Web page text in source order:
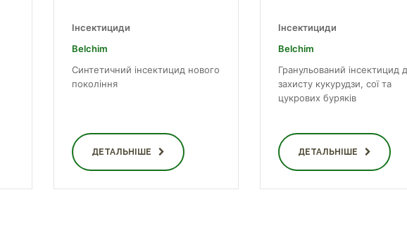
Інсектициди
Belchim
Синтетичний інсектицид нового
покоління
ДЕТАЛЬНІШЕ
Інсектициди
Belchim
Гранульований інсектицид
захисту кукурудзи, сої та
цукрових буряків
ДЕТАЛЬНІШЕ